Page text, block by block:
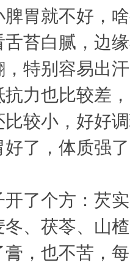
胃就不好，
苔白腻，边
特别容易出
力也比较差
较小，好好
了，体质强
了个方：芡
、茯苓、山
膏，也不苦，